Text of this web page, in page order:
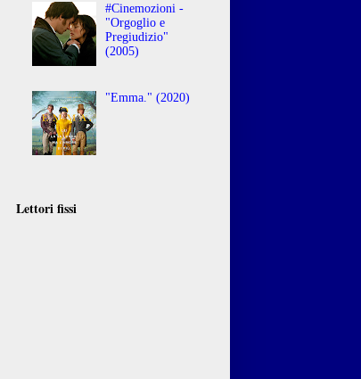
#Cinemozioni -
"Orgoglio e
Pregiudizio"
(2005)
"Emma." (2020)
Lettori fissi